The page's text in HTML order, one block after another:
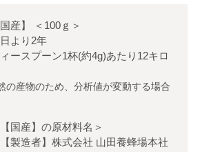
産】 ＜ 100ｇ ＞
より2年
ースプーン1杯(約4g)あたり12キロ
の産物のため、分析値が変動する場合
国産】の原材料名＞
製造者】株式会社 山田養蜂場本社